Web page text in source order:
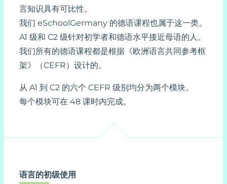
言知识具有可比性。
我们 eSchoolGermany 的德语课程也属于这一类。
A1 级和 C2 级针对初学者和德语水平接近母语的人。
我们所有的德语课程都是根据《欧洲语言共同参考框
架》（CEFR）设计的。
从 A1 到 C2 的六个 CEFR 级别均分为两个模块。
每个模块可在 48 课时内完成。
语言的初级使用